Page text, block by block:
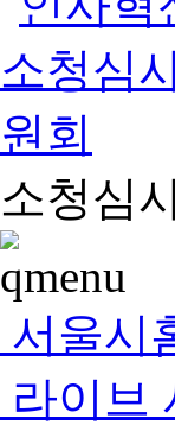
소청심
서울시
라이브